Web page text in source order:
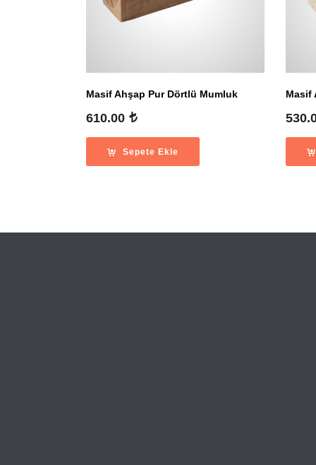
Masif Ahşap Pur Dörtlü Mumluk
610.00
Sepete Ekle
Masif